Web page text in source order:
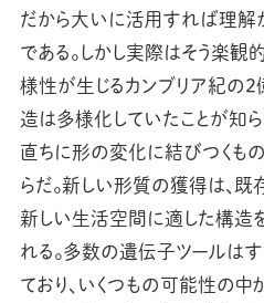
だから大いに活用すれば理解
である。しかし実際はそう楽
様性が生じるカンブリア紀の
造は多様化していたことが知
直ちに形の変化に結びつくも
らだ。新しい形質の獲得は、
新しい生活空間に適した構造
れる。多数の遺伝子ツールは
ており、いくつもの可能性の